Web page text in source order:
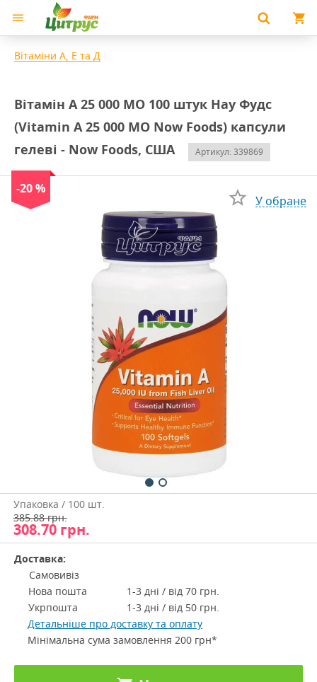
Вітаміни А, Е та Д
Вітамін А 25 000 МО 100 штук Нау Фудс
(Vitamin A 25 000 MO Now Foods) капсули
гелеві - Now Foods, США
Артикул: 339869
-20 %
У обране
Упаковка / 100 шт.
385.88 грн.
308.70 грн.
Доставка:
Самовивіз
Нова пошта
1-3 дні / від 70 грн.
Укрпошта
1-3 дні / від 50 грн.
Детальніше про доставку та оплату
Мінімальна сума замовлення 200 грн*